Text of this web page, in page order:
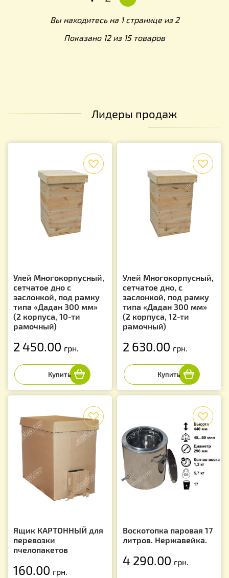
Вы находитесь на 1 странице из 2
Показано 12 из 15 товаров
Лидеры продаж
Улей Многокорпусный,
сетчатое дно с
заслонкой, под рамку
типа «Дадан 300 мм»
(2 корпуса, 10-ти
рамочный)
2 450.00 грн.
Улей Многокорпусный,
сетчатое дно, с
заслонкой, под рамку
типа «Дадан 300 мм»
(2 корпуса, 12-ти
рамочный)
2 630.00 грн.
Ящик КАРТОННЫЙ для
перевозки
пчелопакетов
160.00 грн.
Воскотопка паровая 17
литров. Нержавейка.
4 290.00 грн.